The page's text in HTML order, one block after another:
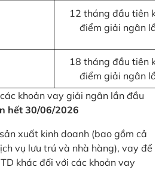
12 tháng đầu tiên
điểm giải ngân
18 tháng đầu tiên
điểm giải ngân
khoản vay giải ngân lần đầu
hết 30/06/2026
xuất kinh doanh (bao gồm cả
vụ lưu trú và nhà hàng), vay để
khác đối với các khoản vay